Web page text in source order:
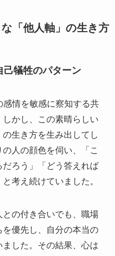
「他人軸」の生き方
己犠牲のパターン
情を敏感に察知する共
かし、この素晴らしい
生き方を生み出してし
人の顔色を伺い、「こ
ろう」「どう答えれば
考え続けていました。
の付き合いでも、職場
優先し、自分の本当の
した。その結果、心は